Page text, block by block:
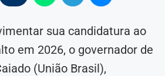
sua candidatura ao
em 2026, o governador de
(União Brasil),